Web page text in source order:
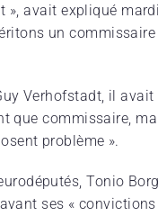
», avait expliqué
un
Verhofstadt, il
que commissaire,
problème ».
Tonio
ses «